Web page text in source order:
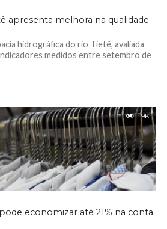
apresenta melhora na qualidade
hidrográfica do rio Tietê, avaliada
medidos entre setembro de
1.9K
economizar até 21% na conta